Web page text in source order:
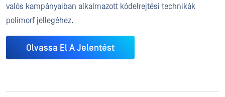
valós kampányaiban alkalmazott kódelrejtési technikák
polimorf jellegéhez.
Olvassa El A Jelentést